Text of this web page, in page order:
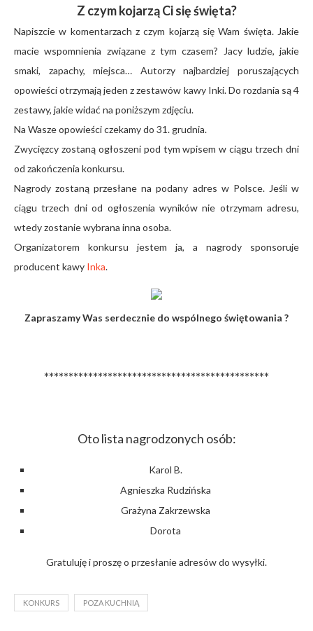
Z czym kojarzą Ci się święta?
Napiszcie w komentarzach z czym kojarzą się Wam święta. Jakie
macie wspomnienia związane z tym czasem? Jacy ludzie, jakie
smaki, zapachy, miejsca… Autorzy najbardziej poruszających
opowieści otrzymają jeden z zestawów kawy Inki. Do rozdania są 4
zestawy, jakie widać na poniższym zdjęciu.
Na Wasze opowieści czekamy do 31. grudnia.
Zwycięzcy zostaną ogłoszeni pod tym wpisem w ciągu trzech dni
od zakończenia konkursu.
Nagrody zostaną przesłane na podany adres w Polsce. Jeśli w
ciągu trzech dni od ogłoszenia wyników nie otrzymam adresu,
wtedy zostanie wybrana inna osoba.
Organizatorem konkursu jestem ja, a nagrody sponsoruje
producent kawy Inka.
Zapraszamy Was serdecznie do wspólnego świętowania ?
**********************************************
Oto lista nagrodzonych osób:
Karol B.
Agnieszka Rudzińska
Grażyna Zakrzewska
Dorota
Gratuluję i proszę o przesłanie adresów do wysyłki.
KONKURS POZA KUCHNIĄ